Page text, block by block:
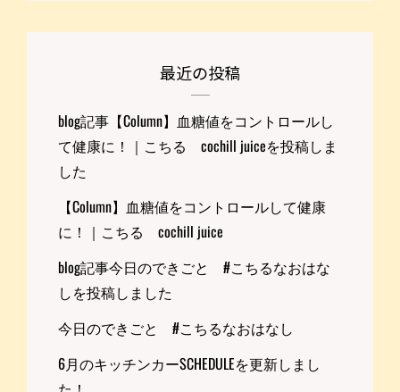
最近の投稿
blog記事【Column】血糖値をコントロールし
て健康に！｜こちる cochill juiceを投稿しま
した
【Column】血糖値をコントロールして健康
に！｜こちる cochill juice
blog記事今日のできごと #こちるなおはな
しを投稿しました
今日のできごと #こちるなおはなし
6月のキッチンカーSCHEDULEを更新しまし